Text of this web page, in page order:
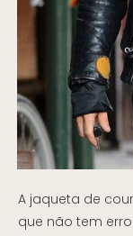
A jaqueta de
que não tem